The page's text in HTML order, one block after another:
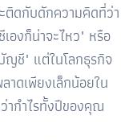
ติดกับดักความคิดที่ว่า
องก็น่าจะไหว" หรือ
ญชี" แต่ในโลกธุรกิจ
าดเพียงเล็กน้อยใน
ากำไรทั้งปีของคุณ